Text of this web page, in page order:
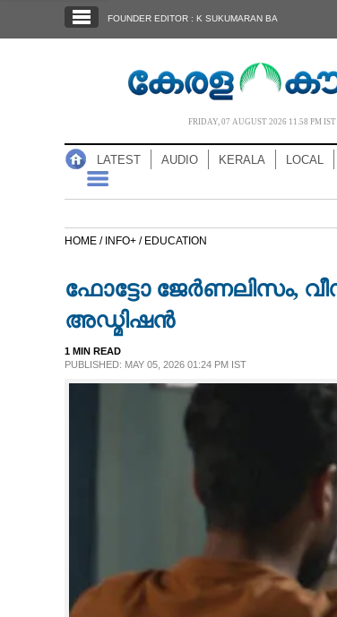
NOTIFIED NEWS
NEWS 360
CASE DIARY
FOUNDER EDITOR : K SUKUMARAN BA
FRIDAY, 07 AUGUST 2026 11.58 PM IST
LATEST AUDIO KERALA LOCAL
HOME / INFO+ / EDUCATION
ഫോട്ടോ ജേർണലിസം,
അഡ്മിഷൻ
1 MIN READ
PUBLISHED: MAY 05, 2026 01:24 PM IST